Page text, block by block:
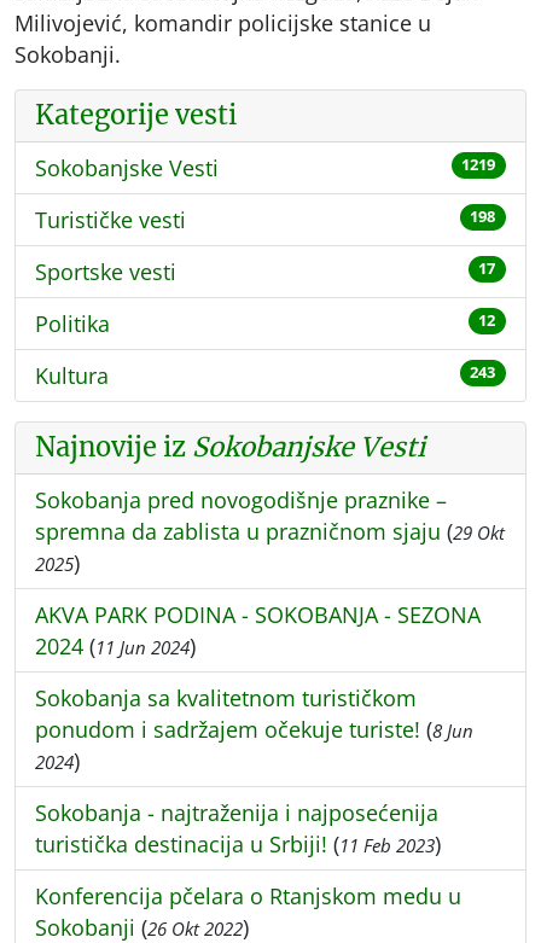
Milivojević, komandir policijske stanice u
Sokobanji.
Kategorije vesti
Sokobanjske Vesti 1219
Turističke vesti 198
Sportske vesti 17
Politika 12
Kultura 243
Najnovije iz Sokobanjske Vesti
Sokobanja pred novogodišnje praznike –
spremna da zablista u prazničnom sjaju (29 Okt
2025)
AKVA PARK PODINA - SOKOBANJA - SEZONA
2024 (11 Jun 2024)
Sokobanja sa kvalitetnom turističkom
ponudom i sadržajem očekuje turiste! (8 Jun
2024)
Sokobanja - najtraženija i najposećenija
turistička destinacija u Srbiji! (11 Feb 2023)
Konferencija pčelara o Rtanjskom medu u
Sokobanji (26 Okt 2022)